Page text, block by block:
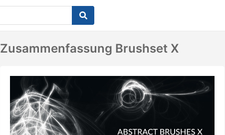
Zusammenfassung Brushset X